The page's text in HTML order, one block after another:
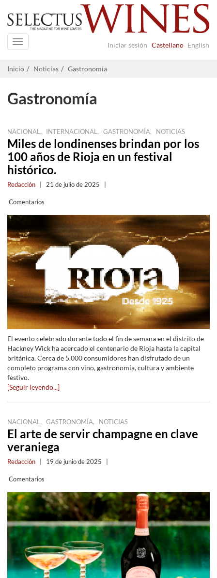
Iniciar sesión Castellano English
Navigation
Inicio Noticias Gastronomía
Gastronomía
NACIONAL , INTERNACIONAL , GASTRONOMÍA, NOTICIAS
Miles de londinenses brindan por los
100 años de Rioja en un festival
histórico.
Redacción 21 de julio de 2025
Comentarios
El evento celebrado durante todo el fin de semana en el distrito de
Hackney Wick ha acercado el centenario de Rioja hasta la capital
británica. Cerca de 5.000 consumidores han disfrutado de un
completo programa con vino, gastronomía, cultura y ambiente
festivo.
[Seguir leyendo...]
NACIONAL , GASTRONOMÍA, NOTICIAS
El arte de servir champagne en clave
veraniega
Redacción 19 de junio de 2025
Comentarios